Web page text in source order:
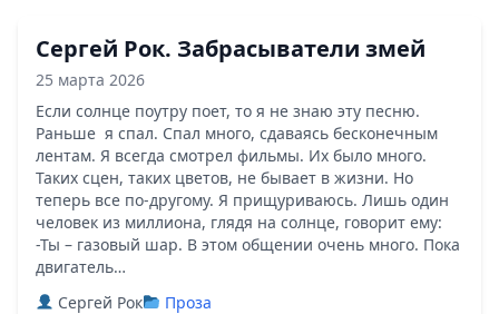
Сергей Рок. Забрасыватели змей
25 марта 2026
Если солнце поутру поет, то я не знаю эту песню.
Раньше я спал. Спал много, сдаваясь бесконечным
лентам. Я всегда смотрел фильмы. Их было много.
Таких сцен, таких цветов, не бывает в жизни. Но
теперь все по-другому. Я прищуриваюсь. Лишь один
человек из миллиона, глядя на солнце, говорит ему:
-Ты – газовый шар. В этом общении очень много. Пока
двигатель…
Сергей Рок
Проза